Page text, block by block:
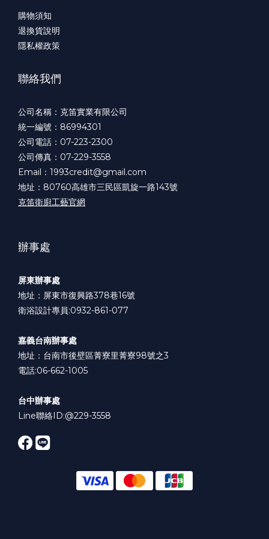
購物須知
退換貨說明
隱私權政策
聯絡我們
公司名稱：克笛實業有限公司
統一編號：86994301
公司電話：07-223-2300
公司傳真：07-229-3558
Email：1993credit@gmail.com
地址：80760高雄市三民區凱旋一路143號
克笛衛廚工藝官網
辦事處
屏東辦事處
地址：屏東市復興路378巷16號
衛浴設計專員:0932-861-077
嘉義台南辦事處
地址：台南市後壁區菁寮里菁寮98號之3
電話:06-662-1005
台中辦事處
Line聯絡ID:@229-3558